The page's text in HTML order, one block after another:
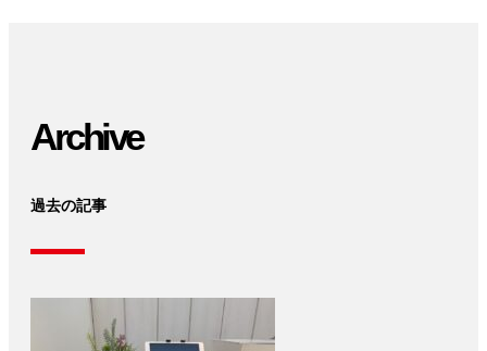
Archive
過去の記事